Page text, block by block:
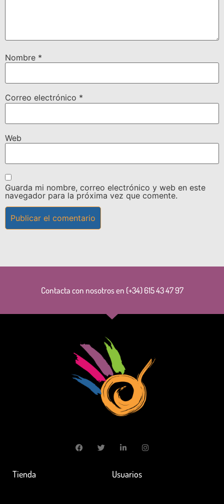
Nombre *
Correo electrónico *
Web
Guarda mi nombre, correo electrónico y web en este
navegador para la próxima vez que comente.
Contacta con nosotros en (+34) 615 43 47 97
Tienda Usuarios